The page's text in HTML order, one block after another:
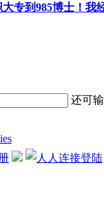
大专到985博士！我
还可